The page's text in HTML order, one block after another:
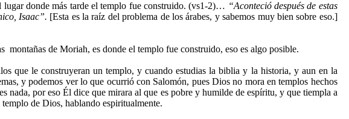
lugar donde más tarde el templo fue construido. (vs1-2)… “Aconteció después de estas
Isaac”. [Esta es la raíz del problema de los árabes, y sabemos muy bien sobre eso.]
montañas de Moriah, es donde el templo fue construido, eso es algo posible.
que le construyeran un templo, y cuando estudias la biblia y la historia, y aun en la
y podemos ver lo que ocurrió con Salomón, pues Dios no mora en templos hechos
nada, por eso Él dice que mirara al que es pobre y humilde de espíritu, y que tiempla a
de Dios, hablando espiritualmente.